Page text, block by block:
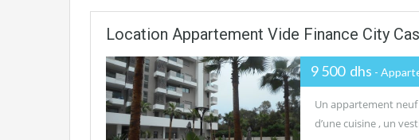
Location Appartement Vide Finance City
9 500 dhs -
Un appartement neuf
d’une cuisine , un